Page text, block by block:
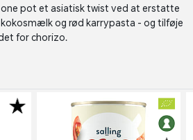
one pot et asiatisk twist ved at erstatte
og rød karrypasta - og tilføje
for chorizo.